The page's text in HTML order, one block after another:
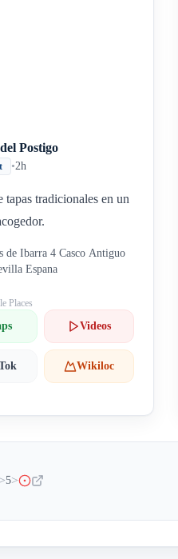
Postigo
•2h
tapas tradicionales en un
de Ibarra 4 Casco Antiguo
Espana
Places
Videos
Wikiloc
>5>